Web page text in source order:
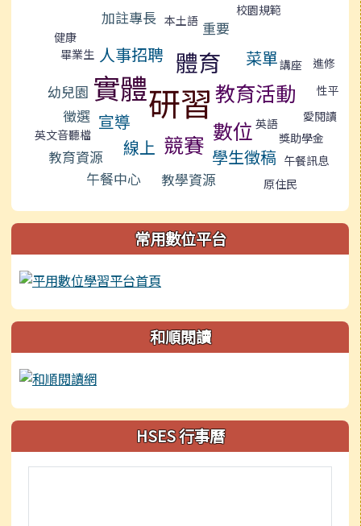
加註專長 本土語
校園規範
健康
重要
畢業生 人事招聘 體育 菜單
幼兒園 實體
講座 進修
研習 教育活動 性平
徵選 宣導
愛閱讀
英文音聽檔
競賽 數位 英語
獎助學金
教育資源 線上 學生徵稿 午餐訊息
午餐中心 教學資源 原住民
常用數位平台
和順閱讀
HSES 行事曆